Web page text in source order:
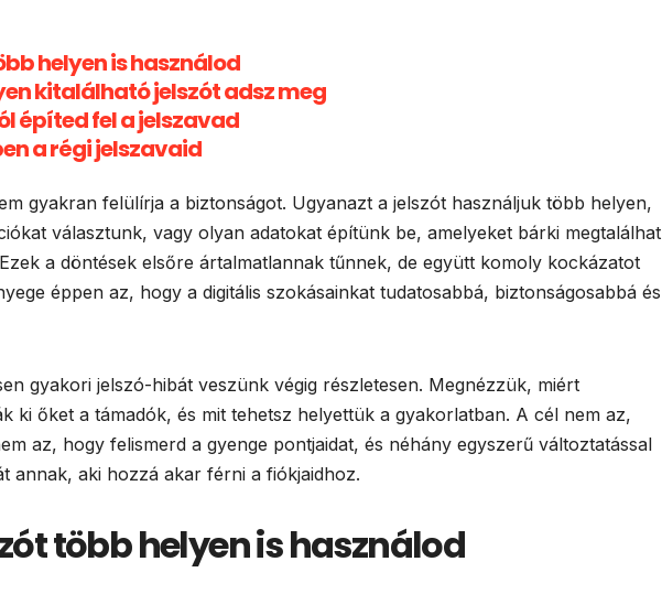
helyen is használod
kitalálható jelszót adsz meg
építed fel a jelszavad
a régi jelszavaid
gyakran felülírja a biztonságot. Ugyanazt a jelszót használjuk több helyen,
választunk, vagy olyan adatokat építünk be, amelyeket bárki megtalálhat
a döntések elsőre ártalmatlannak tűnnek, de együtt komoly kockázatot
éppen az, hogy a digitális szokásainkat tudatosabbá, biztonságosabbá és
gyakori jelszó-hibát veszünk végig részletesen. Megnézzük, miért
ki őket a támadók, és mit tehetsz helyettük a gyakorlatban. A cél nem az,
az, hogy felismerd a gyenge pontjaidat, és néhány egyszerű változtatással
annak, aki hozzá akar férni a fiókjaidhoz.
több helyen is használod